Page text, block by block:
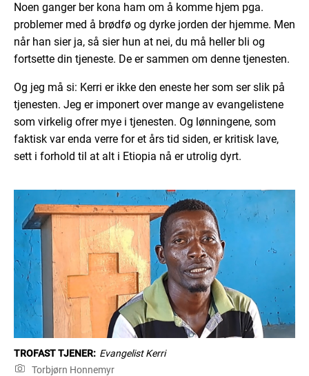
Noen ganger ber kona ham om å komme hjem pga.
problemer med å brødfø og dyrke jorden der hjemme. Men
når han sier ja, så sier hun at nei, du må heller bli og
fortsette din tjeneste. De er sammen om denne tjenesten.
Og jeg må si: Kerri er ikke den eneste her som ser slik på
tjenesten. Jeg er imponert over mange av evangelistene
som virkelig ofrer mye i tjenesten. Og lønningene, som
faktisk var enda verre for et års tid siden, er kritisk lave,
sett i forhold til at alt i Etiopia nå er utrolig dyrt.
TROFAST TJENER: Evangelist Kerri
Torbjørn Honnemyr